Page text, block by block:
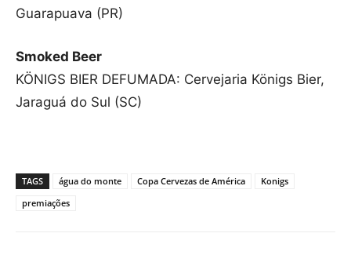
Guarapuava (PR)
Smoked Beer
KÖNIGS BIER DEFUMADA: Cervejaria Königs Bier,
Jaraguá do Sul (SC)
TAGS água do monte Copa Cervezas de América
Konigs
premiações